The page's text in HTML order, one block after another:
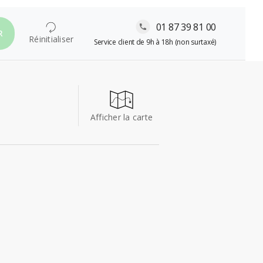
01 87 39 81 00
Service client de 9h à 18h (non surtaxé)
Réinitialiser
Afficher la carte